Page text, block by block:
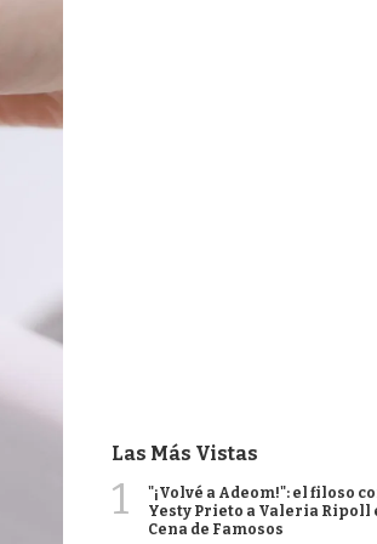
Las Más Vistas
1
"¡Volvé a Adeom!": el filoso
Yesty Prieto a Valeria Ripoll
Cena de Famosos